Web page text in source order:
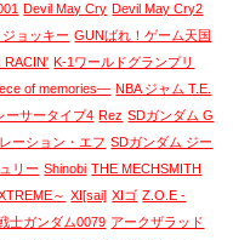
Devil May Cry Devil May Cry2
ジョッキー GUNばれ！ゲーム天国
RACIN' K-1ワールドグランプリ
of memories― NBA ジャム T.E.
ーサータイプ4 Rez SDガンダム G
ーション・エフ SDガンダム ジー
リー Shinobi THE MECHSMITH
～ XI[sai] XIゴ Z.O.E -
士ガンダム0079 アークザラッド